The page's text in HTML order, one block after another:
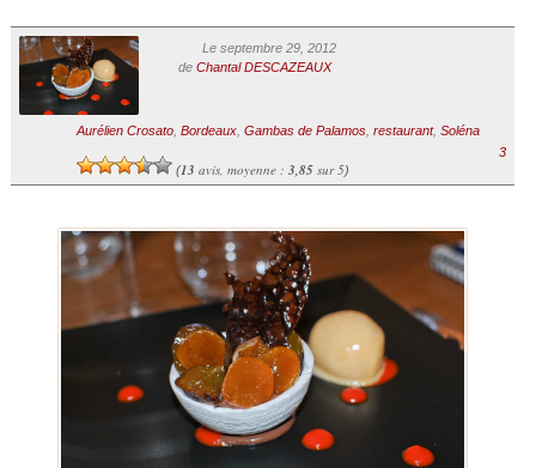
Le septembre 29, 2012
de Chantal DESCAZEAUX
Aurélien Crosato, Bordeaux, Gambas de Palamos, restaurant, Soléna
(13 avis, moyenne : 3,85sur 5)
3